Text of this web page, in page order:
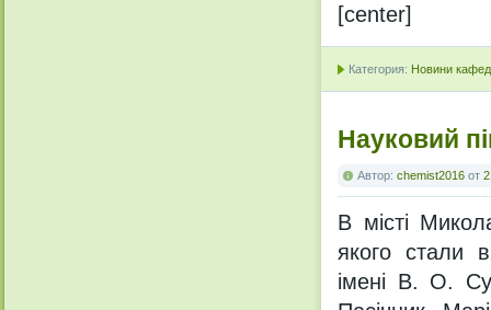
[center]
Категория: Новини
Науковий
Автор: chemist2016 от
В місті
якого стали
імені В. О.